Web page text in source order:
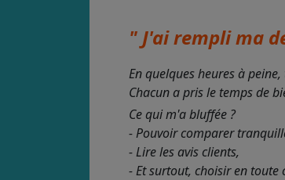
" J'ai rempli ma
En quelques heures à
Chacun a pris le temps de
Ce qui m'a bluffée ?
- Pouvoir comparer
- Lire les avis clients,
- Et surtout, choisir en toute